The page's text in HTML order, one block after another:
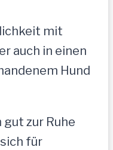
mit
auch in einen
Hund
zur Ruhe
für